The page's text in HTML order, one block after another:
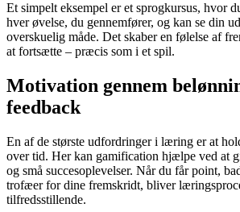
Et simpelt eksempel er et sprogkursus, hvor
hver øvelse, du gennemfører, og kan se din
overskuelig måde. Det skaber en følelse af
at fortsætte – præcis som i et spil.
Motivation gennem
feedback
En af de største udfordringer i læring er at
over tid. Her kan gamification hjælpe ved at
og små succesoplevelser. Når du får point,
trofæer for dine fremskridt, bliver
tilfredsstillende.